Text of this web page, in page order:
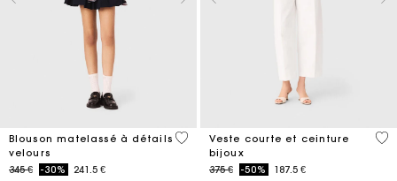
Blouson matelassé à détails
velours
Price reduced from
345 €to-30% 241.5 €
4 out of 5 Customer Rating
Veste courte et ceinture
bijoux
Price reduced from
375 €to-50% 187.5 €
5